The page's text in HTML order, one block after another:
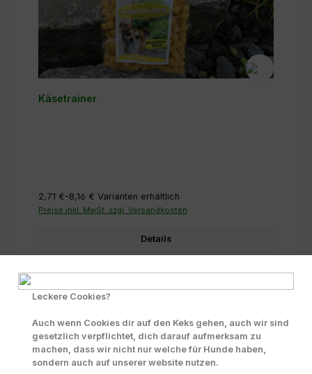
Käsetrainer
2,71 €-8,16 € Varianten erhältlich
Preise inkl. MwSt. zzgl. Versandkosten
Details
Leckere Cookies?
Auch wenn Cookies dir auf den Keks gehen, auch wir sind
gesetzlich verpflichtet, dich darauf aufmerksam zu
machen, dass wir nicht nur welche für Hunde haben,
sondern auch auf unserer website nutzen.